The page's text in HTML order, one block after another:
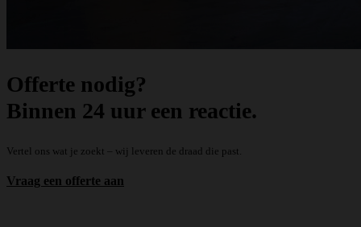
Offerte nodig?
Binnen 24 uur een reactie.
Vertel ons wat je zoekt – wij leveren de draad die past.
Vraag een offerte aan